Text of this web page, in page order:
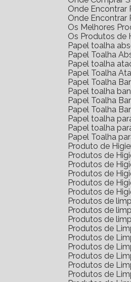
Onde
Onde
Os Melhores
Os Produtos
Papel toalha
Papel Toalha
Papel toalha
Papel Toalha
Papel Toalha
Papel toalha
Papel Toalha
Papel Toalha
Papel toalha
Papel toalha
Papel Toalha
Produto de
Produtos de
Produtos de
Produtos de
Produtos de
Produtos de
Produtos de
Produtos de
Produtos de
Produtos de
Produtos de
Produtos de
Produtos de
Produtos de
Produtos de